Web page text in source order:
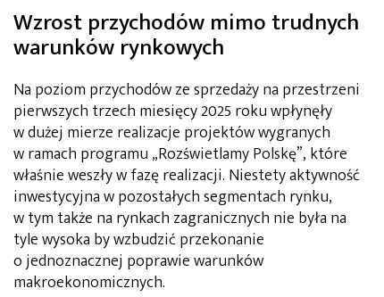
Wzrost przychodów mimo trudnych
warunków rynkowych
Na poziom przychodów ze sprzedaży na przestrzeni
pierwszych trzech miesięcy 2025 roku wpłynęły
w dużej mierze realizacje projektów wygranych
w ramach programu „Rozświetlamy Polskę”, które
właśnie weszły w fazę realizacji. Niestety aktywność
inwestycyjna w pozostałych segmentach rynku,
w tym także na rynkach zagranicznych nie była na
tyle wysoka by wzbudzić przekonanie
o jednoznacznej poprawie warunków
makroekonomicznych.